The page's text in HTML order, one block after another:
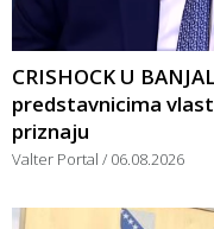
CRISHOCK U
predstavnicima
priznaju
Valter Portal 06.08.2026